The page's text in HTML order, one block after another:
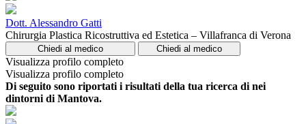
Dott. Alessandro Gatti
Chirurgia Plastica Ricostruttiva ed Estetica – Villafranca di Verona
Chiedi al medico Chiedi al medico
Visualizza profilo completo
Visualizza profilo completo
Di seguito sono riportati i risultati della tua ricerca di nei
dintorni di Mantova.